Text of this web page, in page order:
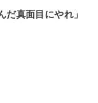
だ真面目にやれ」